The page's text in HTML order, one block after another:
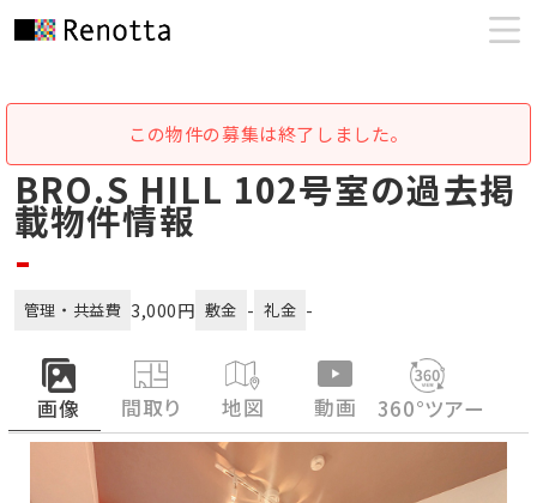
この物件の募集は終了しました。
BRO.S HILL 102号室の過去掲
載物件情報
-
管理・共益費 3,000円 敷金 - 礼金 -
画像 間取り 地図 動画 360°ツアー